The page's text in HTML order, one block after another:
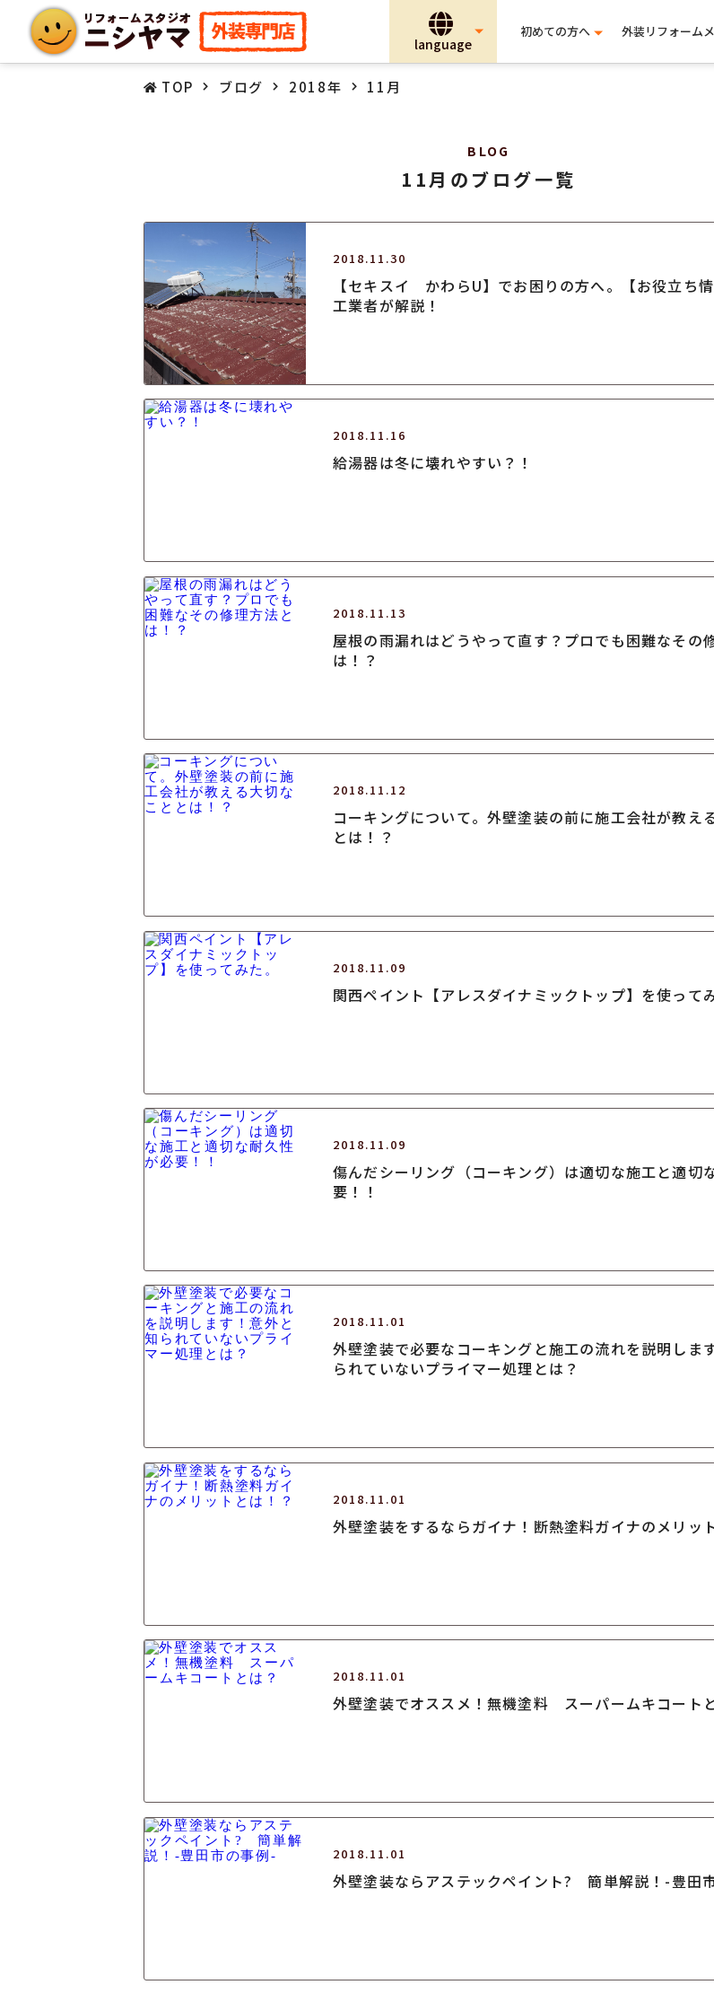
初めての方へ 外装リフォーム
TOP ブログ 2018年 11月
BLOG
11月のブログ一覧
2018.11.30
【セキスイ かわらU】でお困りの方へ。【お役立ち
工業者が解説！
2018.11.16
給湯器は冬に壊れやすい？！
2018.11.13
屋根の雨漏れはどうやって直す？プロでも困難なその
は！？
2018.11.12
コーキングについて。外壁塗装の前に施工会社が教え
とは！？
2018.11.09
関西ペイント【アレスダイナミックトップ】を使ってみ
2018.11.09
傷んだシーリング（コーキング）は適切な施工と適切
要！！
2018.11.01
外壁塗装で必要なコーキングと施工の流れを説明しま
られていないプライマー処理とは？
2018.11.01
外壁塗装をするならガイナ！断熱塗料ガイナのメリッ
2018.11.01
外壁塗装でオススメ！無機塗料 スーパームキコート
2018.11.01
外壁塗装ならアステックペイント? 簡単解説！-豊田